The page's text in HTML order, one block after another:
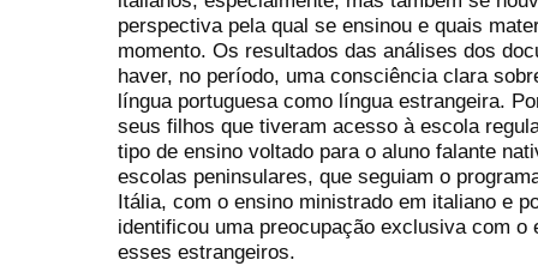
perspectiva pela qual se ensinou e quais
momento. Os resultados das análises dos
haver, no período, uma consciência clara
língua portuguesa como língua estrangeira.
seus filhos que tiveram acesso à escola
tipo de ensino voltado para o aluno falante
escolas peninsulares, que seguiam o
Itália, com o ensino ministrado em italiano e
identificou uma preocupação exclusiva com o
esses estrangeiros.